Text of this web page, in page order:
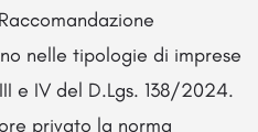
nelle tipologie di imprese
e IV del D.Lgs. 138/2024.
privato la norma